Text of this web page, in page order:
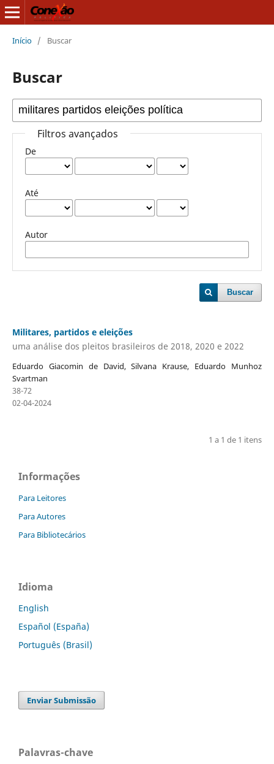
Início / Buscar
Buscar
Filtros avançados
De
Até
Autor
Buscar
Militares, partidos e eleições
uma análise dos pleitos brasileiros de 2018, 2020 e 2022
Eduardo Giacomin de David, Silvana Krause, Eduardo Munhoz
Svartman
38-72
02-04-2024
1 a 1 de 1 itens
Informações
Para Leitores
Para Autores
Para Bibliotecários
Idioma
English
Español (España)
Português (Brasil)
Enviar Submissão
Palavras-chave